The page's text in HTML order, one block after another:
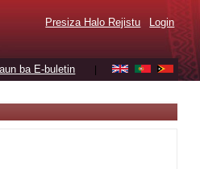
Presiza Halo Rejistu Login
ba E-buletin